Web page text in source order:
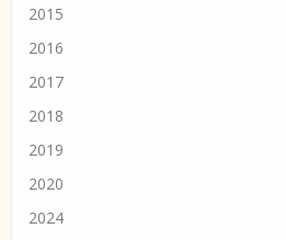
2015
2016
2017
2018
2019
2020
2024